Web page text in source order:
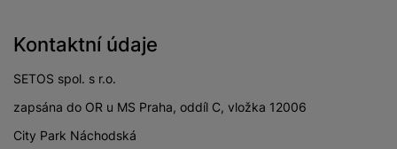
Kontaktní údaje
SETOS spol. s r.o.
zapsána do OR u MS Praha, oddíl C, vložka 12006
City Park Náchodská